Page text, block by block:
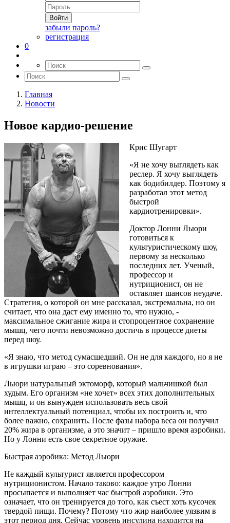
Войти
забыли пароль?
регистрация
0
Главная
Новости
Новое кардио-решение
Крис Шугарт
«Я не хочу выглядеть как
реслер. Я хочу выглядеть
как бодибилдер. Поэтому я
разработал этот метод
быстрой
кардиотренировки».
Доктор Лонни Льюри
готовиться к
культуристическому шоу,
первому за несколько
последних лет. Ученый,
профессор и
нутриционист, он не
оставляет шансов неудаче.
Стратегия, о которой он мне рассказал, экстремальна, но он
считает, что она даст ему именно то, что нужно, -
максимальное сжигание жира и стопроцентное сохранение
мышц, чего почти невозможно достичь в процессе диеты
перед шоу.
«Я знаю, что метод сумасшедший. Он не для каждого, но я не
в игрушки играю – это соревнования».
Льюри натуральный эктоморф, который мальчишкой был
худым. Его организм «не хочет» всех этих дополнительных
мышц, и он вынужден использовать весь свой
интеллектуальный потенциал, чтобы их построить и, что
более важно, сохранить. После фазы набора веса он получил
20% жира в организме, а это значит – пришло время аэробики.
Но у Лонни есть свое секретное оружие.
Быстрая аэробика: Метод Льюри
Не каждый культурист является профессором
нутриционистом. Начало таково: каждое утро Лонни
просыпается и выполняет час быстрой аэробики. Это
означает, что он тренируется до того, как съест хоть кусочек
твердой пищи. Почему? Потому что жир наиболее уязвим в
этот период дня. Сейчас уровень инсулина находится на